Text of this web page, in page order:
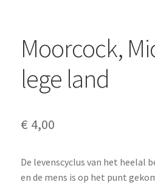
Moorcock,
lege land
€ 4,00
De levenscyclus van het heelal
en de mens is op het punt